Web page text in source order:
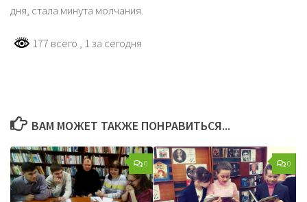
дня, стала минута молчания.
177 всего , 1 за сегодня
ВАМ МОЖЕТ ТАКЖЕ ПОНРАВИТЬСЯ...
0 0